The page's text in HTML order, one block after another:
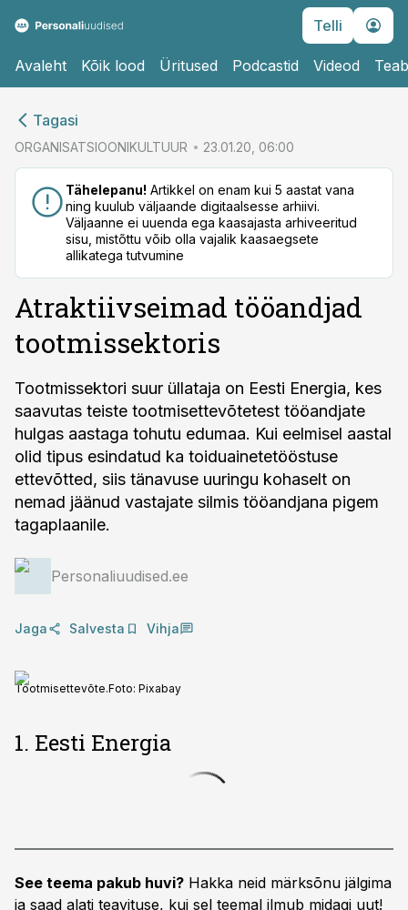
Telli
Avaleht Kõik lood Üritused Podcastid Videod
Tagasi
ORGANISATSIOONIKULTUUR 23.01.20, 06:00
Tähelepanu! Artikkel on enam kui 5 aastat vana
ning kuulub väljaande digitaalsesse arhiivi.
Väljaanne ei uuenda ega kaasajasta arhiveeritud
sisu, mistõttu võib olla vajalik kaasaegsete
allikatega tutvumine
Atraktiivseimad tööandjad
tootmissektoris
Tootmissektori suur üllataja on Eesti Energia, kes
saavutas teiste tootmisettevõtetest tööandjate
hulgas aastaga tohutu edumaa. Kui eelmisel aastal
olid tipus esindatud ka toiduainetetööstuse
ettevõtted, siis tänavuse uuringu kohaselt on
nemad jäänud vastajate silmis tööandjana pigem
tagaplaanile.
Personaliuudised.ee
Jaga Salvesta Vihja
Tootmisettevõte.Foto: Pixabay
1. Eesti Energia
See teema pakub huvi? Hakka neid märksõnu jälgima
ja saad alati teavituse, kui sel teemal ilmub midagi uut!